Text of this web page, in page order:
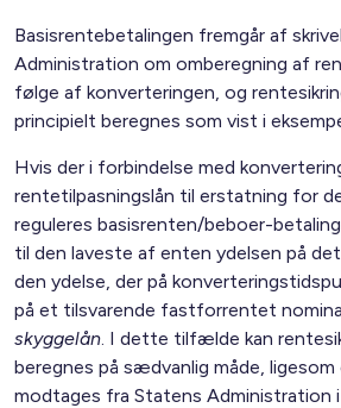
Basisrentebetalingen fremgår af
Administration om omberegning af
følge af konverteringen, og
principielt beregnes som vist i
Hvis der i forbindelse med
rentetilpasningslån til erstatning for
reguleres basisrenten/beboer-
til den laveste af enten ydelsen på
den ydelse, der på
på et tilsvarende fastforrentet
skyggelån. I dette tilfælde kan
beregnes på sædvanlig måde,
modtages fra Statens